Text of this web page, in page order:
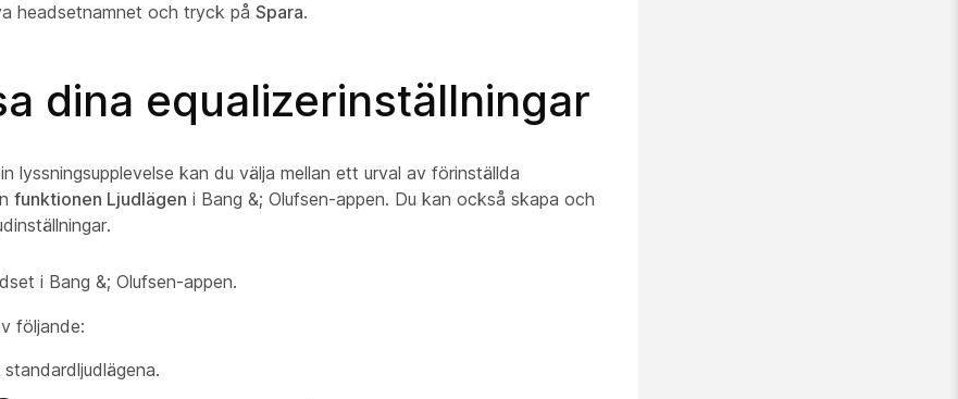
headsetnamnet och tryck på Spara.
dina equalizerinställningar
lyssningsupplevelse kan du välja mellan ett urval av förinställda
funktionen Ljudlägen i Bang &; Olufsen-appen. Du kan också skapa och
i Bang &; Olufsen-appen.
följande: